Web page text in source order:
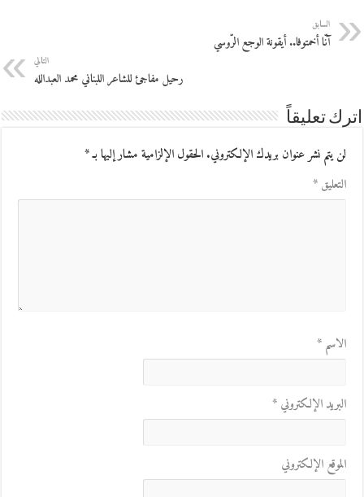
السابق
آنّا أخمتوفا.. أيقونة الوجع الرّوسي
التالي
رحيل مفاجئ للشاعر اللبناني محمد العبدالله
اترك تعليقاً
لن يتم نشر عنوان بريدك الإلكتروني.الحقول الإلزامية مشار إليها بـ*
التعليق*
الاسم*
البريد الإلكتروني*
الموقع الإلكتروني